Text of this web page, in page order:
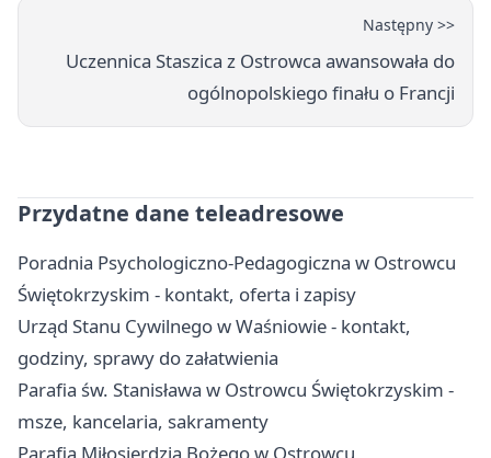
Następny >>
Uczennica Staszica z Ostrowca awansowała do
ogólnopolskiego finału o Francji
Przydatne dane teleadresowe
Poradnia Psychologiczno-Pedagogiczna w Ostrowcu
Świętokrzyskim - kontakt, oferta i zapisy
Urząd Stanu Cywilnego w Waśniowie - kontakt,
godziny, sprawy do załatwienia
Parafia św. Stanisława w Ostrowcu Świętokrzyskim -
msze, kancelaria, sakramenty
Parafia Miłosierdzia Bożego w Ostrowcu